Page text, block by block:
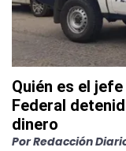
Quién es el
Federal
dinero
PorRedacción